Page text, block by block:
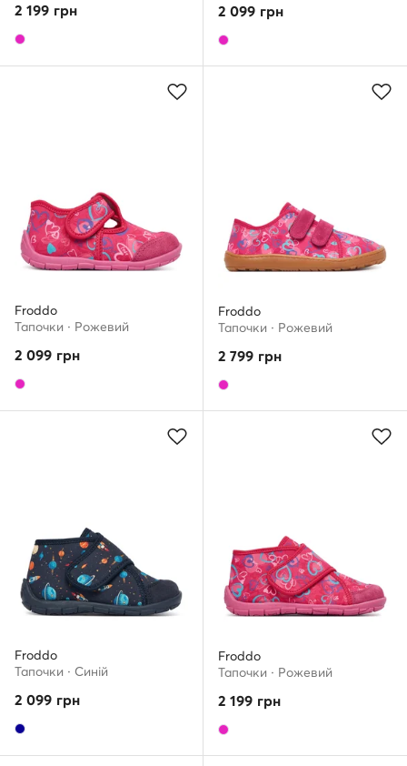
2 199 грн 2 099 грн
Froddo
Тапочки · Рожевий
2 099 грн
Froddo
Тапочки · Рожевий
2 799 грн
Froddo
Тапочки · Cиній
2 099 грн
Froddo
Тапочки · Рожевий
2 199 грн